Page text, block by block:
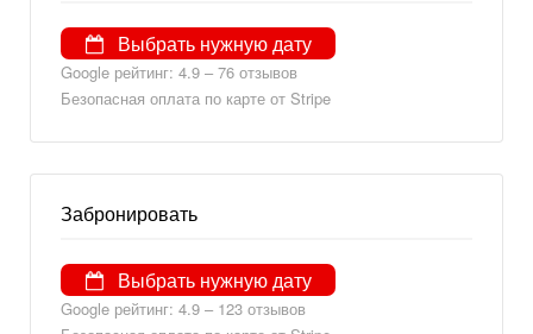
Выбрать нужную дату
Google рейтинг: 4.9 – ‎76 отзывов
Безопасная оплата по карте от Stripe
Забронировать
Выбрать нужную дату
Google рейтинг: 4.9 – 123 отзывов